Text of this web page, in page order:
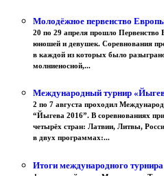
Молодёжное первенство
20 по 29 апреля прошло
юношей и девушек. Соревнования
в каждой из которых было
молниеносной,...
Международный турнир
2 по 7 августа проходил
“Йыгева 2016”. В соревнованиях
четырёх стран: Латвии, Литвы,
в двух программах:...
Итоги международного